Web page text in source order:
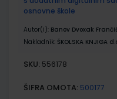
osnovne škole
Autor(i): Banov Dvoxak
Nakladnik: ŠKOLSKA KNJIGA
SKU: 556178
ŠIFRA OMOTA: 500177